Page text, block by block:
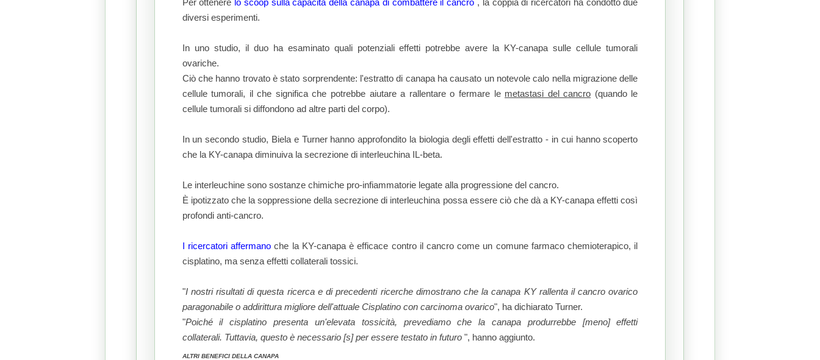
Per ottenere lo scoop sulla capacità della canapa di combattere il cancro , la coppia di ricercatori ha condotto due
diversi esperimenti.
In uno studio, il duo ha esaminato quali potenziali effetti potrebbe avere la KY-canapa sulle cellule tumorali
ovariche.
Ciò che hanno trovato è stato sorprendente: l'estratto di canapa ha causato un notevole calo nella migrazione delle
cellule tumorali, il che significa che potrebbe aiutare a rallentare o fermare le metastasi del cancro (quando le
cellule tumorali si diffondono ad altre parti del corpo).
In un secondo studio, Biela e Turner hanno approfondito la biologia degli effetti dell'estratto - in cui hanno scoperto
che la KY-canapa diminuiva la secrezione di interleuchina IL-beta.
Le interleuchine sono sostanze chimiche pro-infiammatorie legate alla progressione del cancro.
È ipotizzato che la soppressione della secrezione di interleuchina possa essere ciò che dà a KY-canapa effetti così
profondi anti-cancro.
I ricercatori affermano che la KY-canapa è efficace contro il cancro come un comune farmaco chemioterapico, il
cisplatino, ma senza effetti collaterali tossici.
"I nostri risultati di questa ricerca e di precedenti ricerche dimostrano che la canapa KY rallenta il cancro ovarico
paragonabile o addirittura migliore dell'attuale Cisplatino con carcinoma ovarico", ha dichiarato Turner.
"Poiché il cisplatino presenta un'elevata tossicità, prevediamo che la canapa produrrebbe [meno] effetti
collaterali. Tuttavia, questo è necessario [s] per essere testato in futuro", hanno aggiunto.
ALTRI BENEFICI DELLA CANAPA